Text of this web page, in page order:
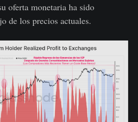
oferta monetaria ha sido
de los precios actuales.